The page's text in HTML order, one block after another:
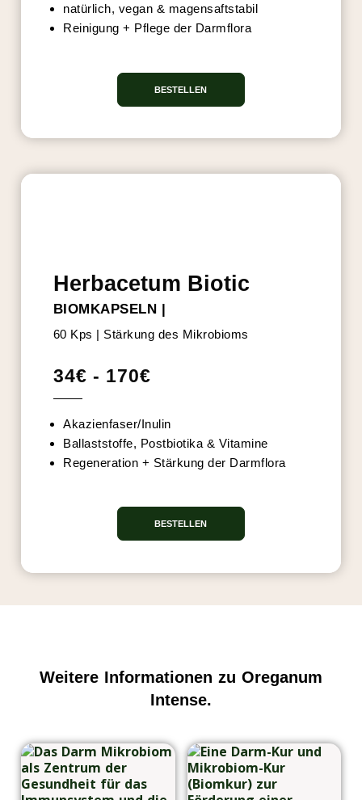
natürlich, vegan & magensaftstabil
Reinigung + Pflege der Darmflora
BESTELLEN
Herbacetum Biotic
BIOMKAPSELN |
60 Kps | Stärkung des Mikrobioms
34€ - 170€
Akazienfaser/Inulin
Ballaststoffe, Postbiotika & Vitamine
Regeneration + Stärkung der Darmflora
BESTELLEN
Weitere Informationen zu Oreganum
Intense.